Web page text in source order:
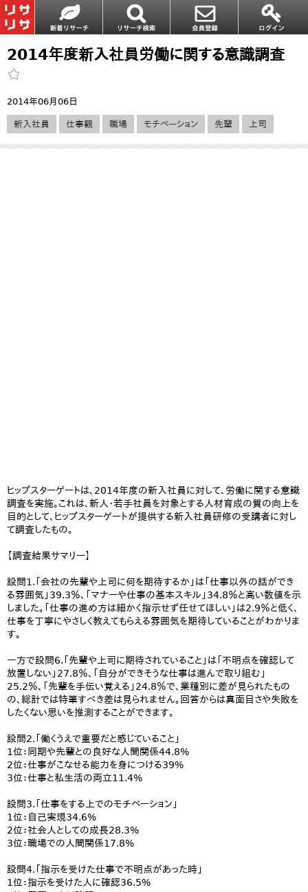
2014年度新入社員労働に関する意識調査
2014年06月06日
新入社員 仕事観 職場 モチベーション 先輩 上司
ヒップスターゲートは、2014年度の新入社員に対して、労働に関する意識
調査を実施。これは、新人・若手社員を対象とする人材育成の質の向上を
目的として、ヒップスターゲートが提供する新入社員研修の受講者に対し
て調査したもの。
【調査結果サマリー】
設問1.「会社の先輩や上司に何を期待するか」は「仕事以外の話ができ
る雰囲気」39.3％、「マナーや仕事の基本スキル」34.8％と高い数値を示
しました。「仕事の進め方は細かく指示せず任せてほしい」は2.9％と低く、
仕事を丁寧にやさしく教えてもらえる雰囲気を期待していることがわかりま
す。
一方で設問6.「先輩や上司に期待されていること」は「不明点を確認して
放置しない」27.8％、「自分ができそうな仕事は進んで取り組む」
25.2％、「先輩を手伝い覚える」24.8％で、業種別に差が見られたもの
の、総計では特筆すべき差は見られません。回答からは真面目さや失敗を
したくない思いを推測することができます。
設問2.「働くうえで重要だと感じていること」
1位：同期や先輩との良好な人間関係44.8%
2位：仕事がこなせる能力を身につける39%
3位：仕事と私生活の両立11.4%
設問3.「仕事をする上でのモチベーション」
1位：自己実現34.6%
2位：社会人としての成長28.3%
3位：職場での人間関係17.8%
設問4.「指示を受けた仕事で不明点があった時」
1位：指示を受けた人に確認36.5%